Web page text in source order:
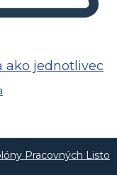
ako jednotlivec
Pracovných Listov